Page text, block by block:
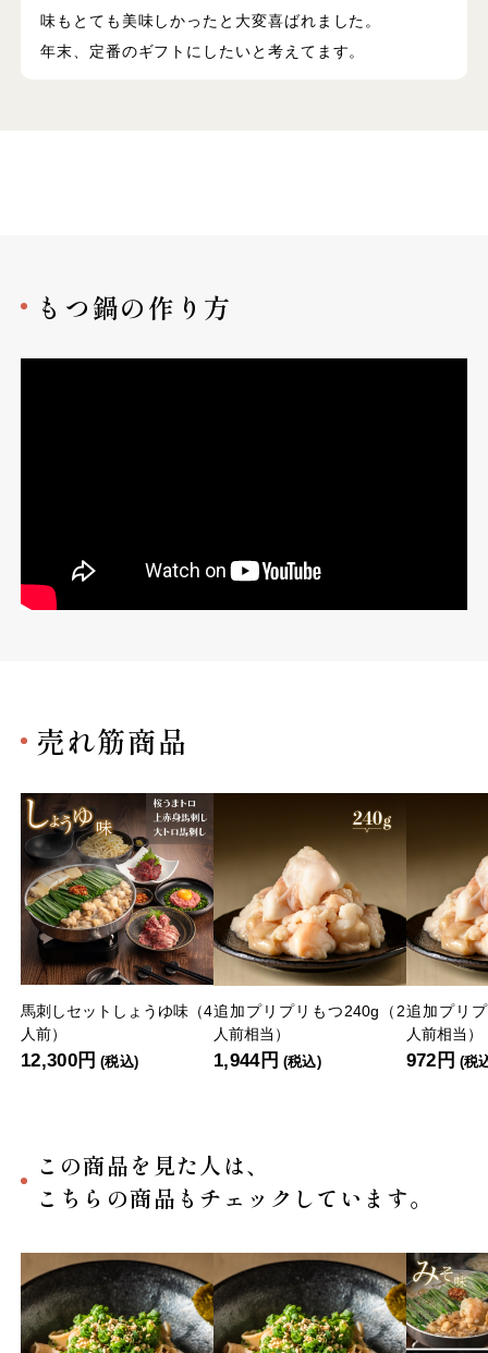
味もとても美味しかったと大変喜ばれました。
年末、定番のギフトにしたいと考えてます。
もつ鍋の作り方
売れ筋商品
馬刺しセットしょうゆ味（4
人前）
12,300円 (税込)
追加プリプリもつ240g（2
人前相当）
1,944円 (税込)
追加プリ
人前相当）
972円 (税
この商品を見た人は、
こちらの商品もチェックしています。